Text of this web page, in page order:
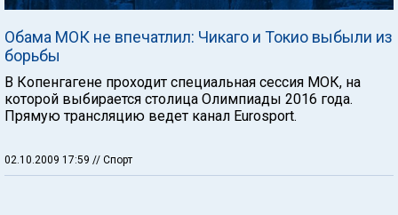
Обама МОК не впечатлил: Чикаго и Токио выбыли из
борьбы
В Копенгагене проходит специальная сессия МОК, на
которой выбирается столица Олимпиады 2016 года.
Прямую трансляцию ведет канал Eurosport.
02.10.2009 17:59 // Спорт